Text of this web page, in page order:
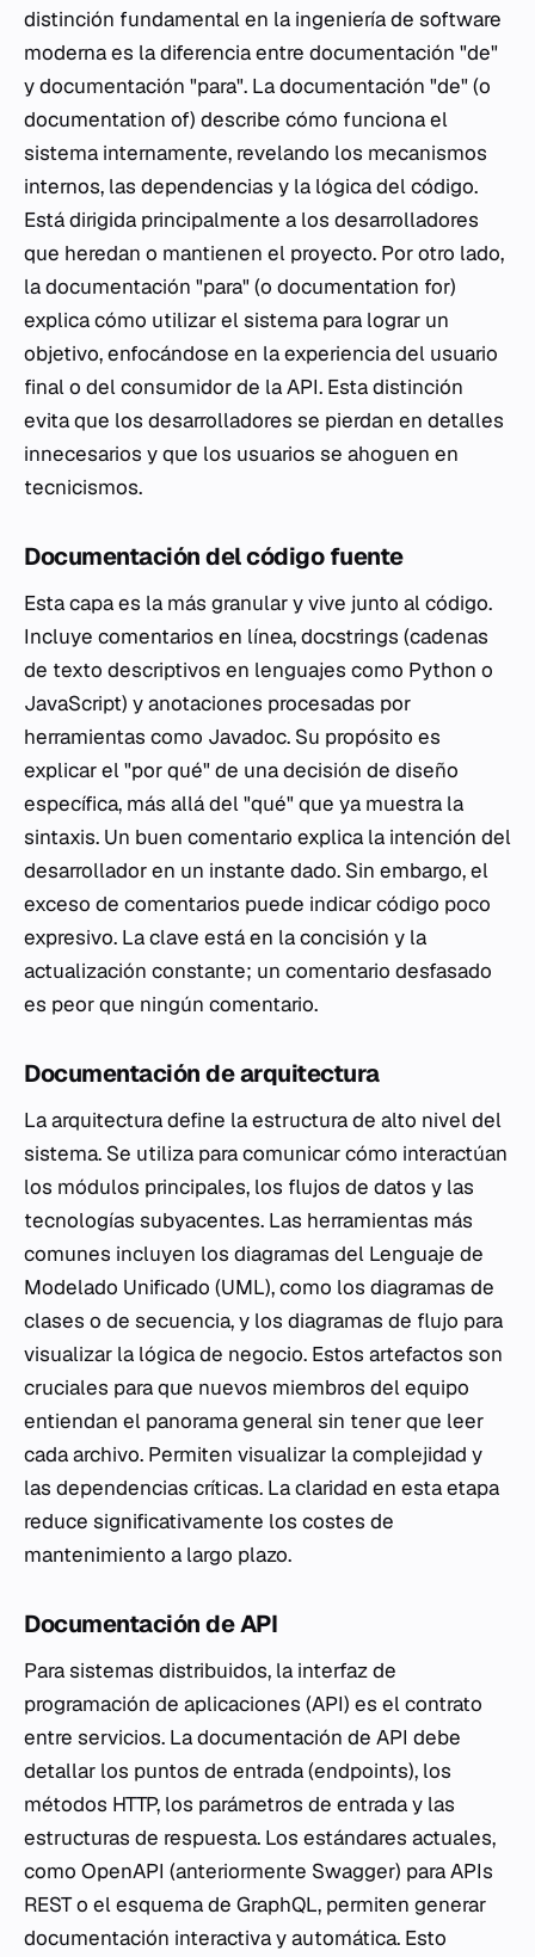
distinción fundamental en la ingeniería de software
moderna es la diferencia entre documentación "de"
y documentación "para". La documentación "de" (o
documentation of) describe cómo funciona el
sistema internamente, revelando los mecanismos
internos, las dependencias y la lógica del código.
Está dirigida principalmente a los desarrolladores
que heredan o mantienen el proyecto. Por otro lado,
la documentación "para" (o documentation for)
explica cómo utilizar el sistema para lograr un
objetivo, enfocándose en la experiencia del usuario
final o del consumidor de la API. Esta distinción
evita que los desarrolladores se pierdan en detalles
innecesarios y que los usuarios se ahoguen en
tecnicismos.
Documentación del código fuente
Esta capa es la más granular y vive junto al código.
Incluye comentarios en línea, docstrings (cadenas
de texto descriptivos en lenguajes como Python o
JavaScript) y anotaciones procesadas por
herramientas como Javadoc. Su propósito es
explicar el "por qué" de una decisión de diseño
específica, más allá del "qué" que ya muestra la
sintaxis. Un buen comentario explica la intención del
desarrollador en un instante dado. Sin embargo, el
exceso de comentarios puede indicar código poco
expresivo. La clave está en la concisión y la
actualización constante; un comentario desfasado
es peor que ningún comentario.
Documentación de arquitectura
La arquitectura define la estructura de alto nivel del
sistema. Se utiliza para comunicar cómo interactúan
los módulos principales, los flujos de datos y las
tecnologías subyacentes. Las herramientas más
comunes incluyen los diagramas del Lenguaje de
Modelado Unificado (UML), como los diagramas de
clases o de secuencia, y los diagramas de flujo para
visualizar la lógica de negocio. Estos artefactos son
cruciales para que nuevos miembros del equipo
entiendan el panorama general sin tener que leer
cada archivo. Permiten visualizar la complejidad y
las dependencias críticas. La claridad en esta etapa
reduce significativamente los costes de
mantenimiento a largo plazo.
Documentación de API
Para sistemas distribuidos, la interfaz de
programación de aplicaciones (API) es el contrato
entre servicios. La documentación de API debe
detallar los puntos de entrada (endpoints), los
métodos HTTP, los parámetros de entrada y las
estructuras de respuesta. Los estándares actuales,
como OpenAPI (anteriormente Swagger) para APIs
REST o el esquema de GraphQL, permiten generar
documentación interactiva y automática. Esto